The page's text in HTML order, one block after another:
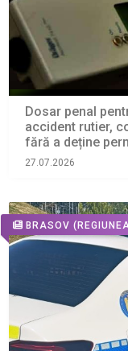
Dosar penal
accident rutier,
fără a deține
27.07.2026
BRASOV